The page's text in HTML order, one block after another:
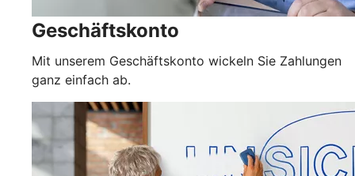
Geschäftskonto
Mit unserem Geschäftskonto wickeln Sie Zahlungen
ganz einfach ab.